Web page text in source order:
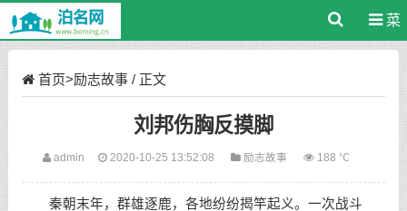
菜
首页>励志故事/ 正文
刘邦伤胸反摸脚
admin 2020-10-25 13:52:08 励志故事 188 ℃
秦朝末年，群雄逐鹿，各地纷纷揭竿起义。一次战斗